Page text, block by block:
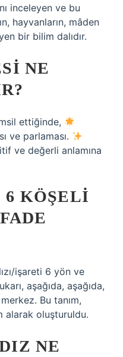
inceleyen ve bu
hayvanların, mâden
bir bilim dalıdır.
NE
ettiğinde,
ve parlaması.
ve değerli anlamına
KÖŞELI
işareti 6 yön ve
aşağıda, aşağıda,
Bu tanım,
alarak oluşturuldu.
NE